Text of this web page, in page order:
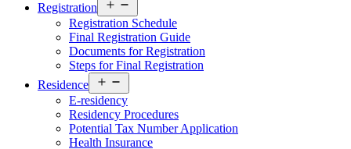
Registration
menu
Registration Schedule
Final Registration Guide
Documents for Registration
Steps for Final Registration
Residence
menu
E-residency
Residency Procedures
Potential Tax Number Application
Health Insurance